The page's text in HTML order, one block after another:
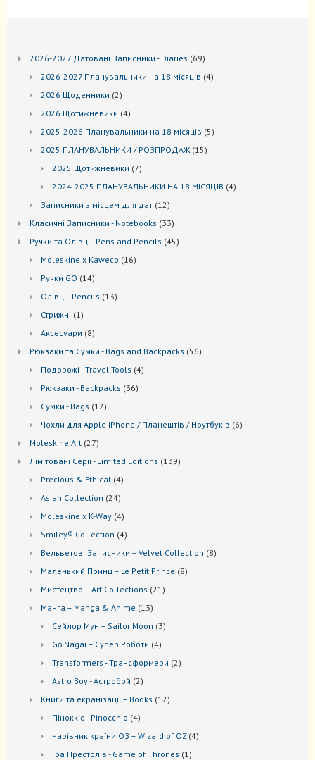
2026-2027 Датовані Записники - Diaries 6969
2026-2027 Планувальники на 18 місяців 44
2026 Щоденники 22
2026 Щотижневики 44
2025-2026 Планувальники на 18 місяців 55
2025 ПЛАНУВАЛЬНИКИ / РОЗПРОДАЖ 1515
2025 Щотижневики 77
2024-2025 ПЛАНУВАЛЬНИКИ НА 18 МІСЯЦІВ 44
Записники з місцем для дат 1212
Kласичні Записники - Notebooks 3333
Ручки та Олівці - Pens and Pencils 4545
Moleskine x Kaweco 1616
Ручки GO 1414
Oлівці - Pencils 1313
Стрижні 11
Аксесуари 88
Рюкзаки та Cумки - Bags and Backpacks 5656
Подорожі - Travel Tools 44
Рюкзаки - Backpacks 3636
Сумки - Bags 1212
Чохли для Apple iPhone / Планештів / Ноутбуків 66
Moleskine Art 2727
Лiмiтовані Серії - Limited Editions 139139
Precious & Ethical 44
Asian Collection 2424
Moleskine x K-Way 44
Smiley® Collection 44
Вельветові Записники – Velvet Collection 88
Маленький Принц – Le Petit Prince 88
Мистецтво – Art Collections 2121
Манґа – Manga & Anime 1313
Сейлор Мун – Sailor Moon 33
Gō Nagai – Супер Роботи 44
Transformers - Трансформери 22
Astro Boy - Астробой 22
Книги та екранізації – Books 1212
Піноккіо - Pinocchio 44
Чарівник країни ОЗ – Wizard of OZ 44
Гра Престолів - Game of Thrones 11